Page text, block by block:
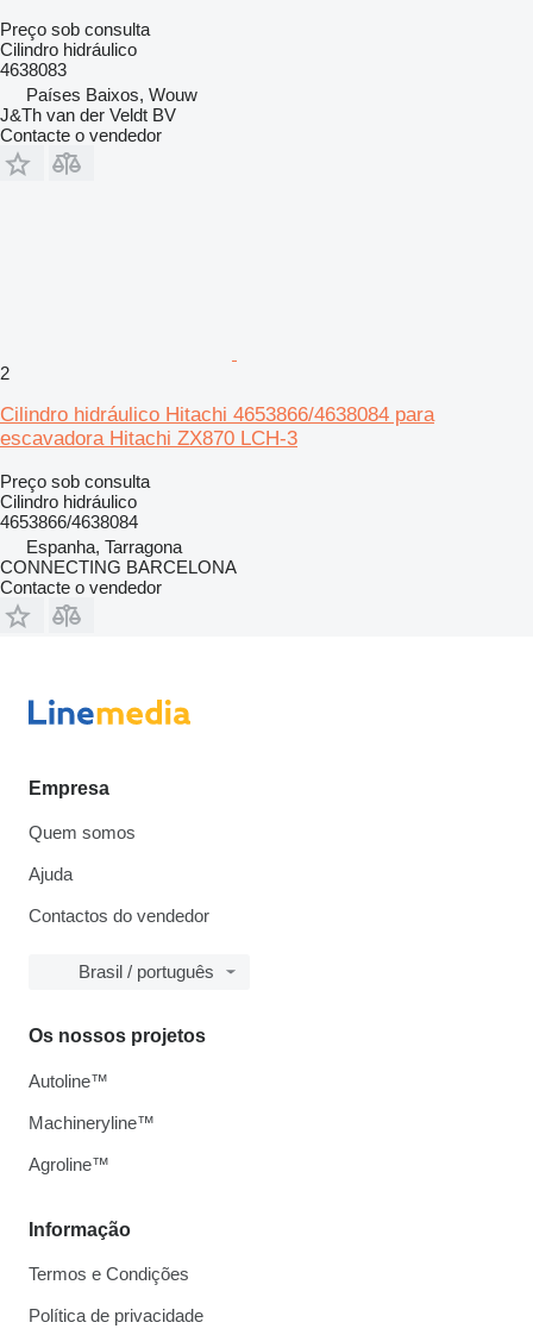
Preço sob consulta
Cilindro hidráulico
4638083
Países Baixos, Wouw
J&Th van der Veldt BV
Contacte o vendedor
2
Cilindro hidráulico Hitachi 4653866/4638084 para
escavadora Hitachi ZX870 LCH-3
Preço sob consulta
Cilindro hidráulico
4653866/4638084
Espanha, Tarragona
CONNECTING BARCELONA
Contacte o vendedor
Empresa
Quem somos
Ajuda
Contactos do vendedor
Brasil / português
Informação
Termos e Condições
Política de privacidade
Os nossos projetos
Autoline™
Machineryline™
Agroline™